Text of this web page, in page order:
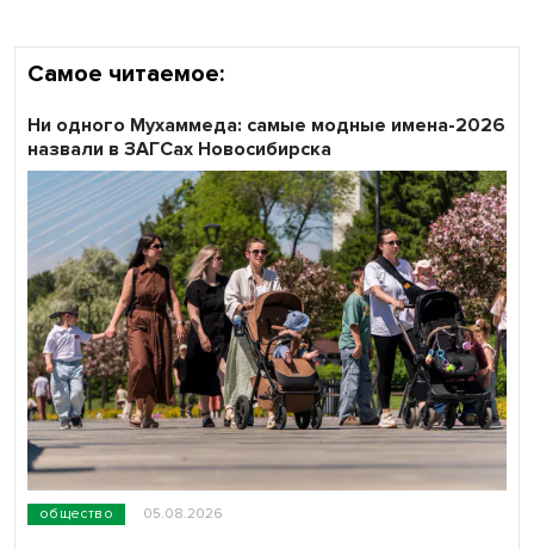
Самое читаемое:
общество 05.08.2026
Ни одного Мухаммеда: самые модные имена-2026
назвали в ЗАГСах Новосибирска